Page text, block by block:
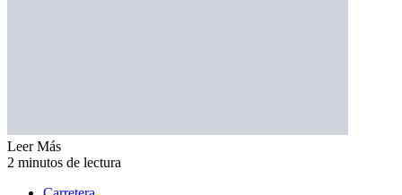
Leer Más
2 minutos de lectura